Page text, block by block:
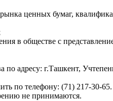
ценных бумаг,
в обществе с
по адресу: г.Ташкент,
по телефону: (71) 217-30-65.
не принимаются.